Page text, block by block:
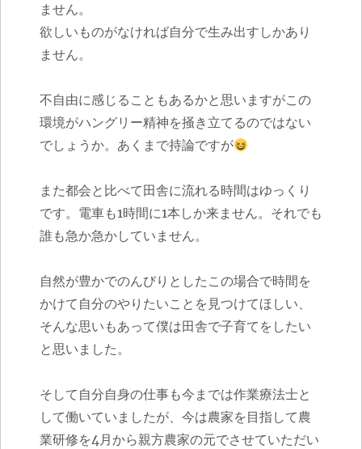
ません。
欲しいものがなければ自分で生み出すしかあり
ません。
不自由に感じることもあるかと思いますがこの
環境がハングリー精神を掻き立てるのではない
でしょうか。あくまで持論ですが
また都会と比べて田舎に流れる時間はゆっくり
です。電車も1時間に1本しか来ません。それでも
誰も急か急かしていません。
自然が豊かでのんびりとしたこの場合で時間を
かけて自分のやりたいことを見つけてほしい、
そんな思いもあって僕は田舎で子育てをしたい
と思いました。
そして自分自身の仕事も今までは作業療法士と
して働いていましたが、今は農家を目指して農
業研修を4月から親方農家の元でさせていただい